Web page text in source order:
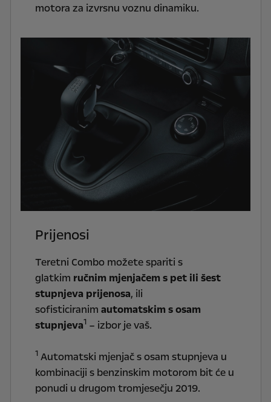
motora za izvrsnu voznu dinamiku.
Prijenosi
Teretni Combo možete spariti s
glatkim ručnim mjenjačem s pet ili šest
stupnjeva prijenosa, ili
sofisticiranim automatskim s osam
stupnjeva1– izbor je vaš.
1Automatski mjenjač s osam stupnjeva u
kombinaciji s benzinskim motorom bit će u
ponudi u drugom tromjesečju 2019.